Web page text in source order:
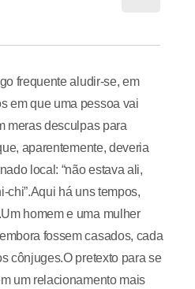
frequente aludir-se, em
em que uma pessoa vai
meras desculpas para
aparentemente, deveria
local: “não estava ali,
chi”.Aqui há uns tempos,
homem e uma mulher
fossem casados, cada
cônjuges.O pretexto para se
um relacionamento mais